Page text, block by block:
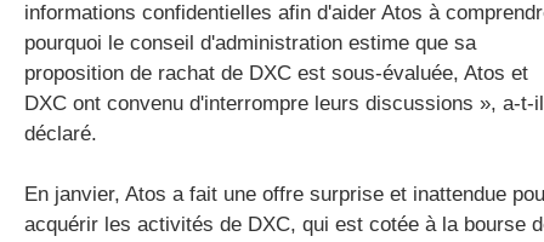
informations confidentielles afin d'aider Atos à
pourquoi le conseil d'administration estime que sa
proposition de rachat de DXC est sous-évaluée, Atos et
DXC ont convenu d'interrompre leurs discussions », a-t-il
déclaré.
En janvier, Atos a fait une offre surprise et inattendue
acquérir les activités de DXC, qui est cotée à la bourse